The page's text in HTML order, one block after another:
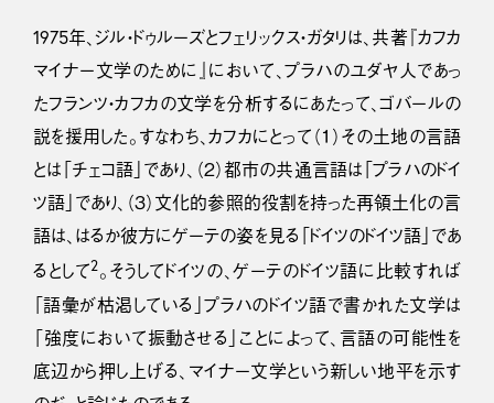
1975年、ジル・ドゥルーズとフェリックス・ガタリは、共著『カフカ
マイナー文学のために』において、プラハのユダヤ人であっ
たフランツ・カフカの文学を分析するにあたって、ゴバールの
説を援用した。すなわち、カフカにとって（１）その土地の言語
とは「チェコ語」であり、（２）都市の共通言語は「プラハのドイ
ツ語」であり、（３）文化的参照的役割を持った再領土化の言
語は、はるか彼方にゲーテの姿を見る「ドイツのドイツ語」であ
るとして2。そうしてドイツの、ゲーテのドイツ語に比較すれば
「語彙が枯渇している」プラハのドイツ語で書かれた文学は
「強度において振動させる」ことによって、言語の可能性を
底辺から押し上げる、マイナー文学という新しい地平を示す